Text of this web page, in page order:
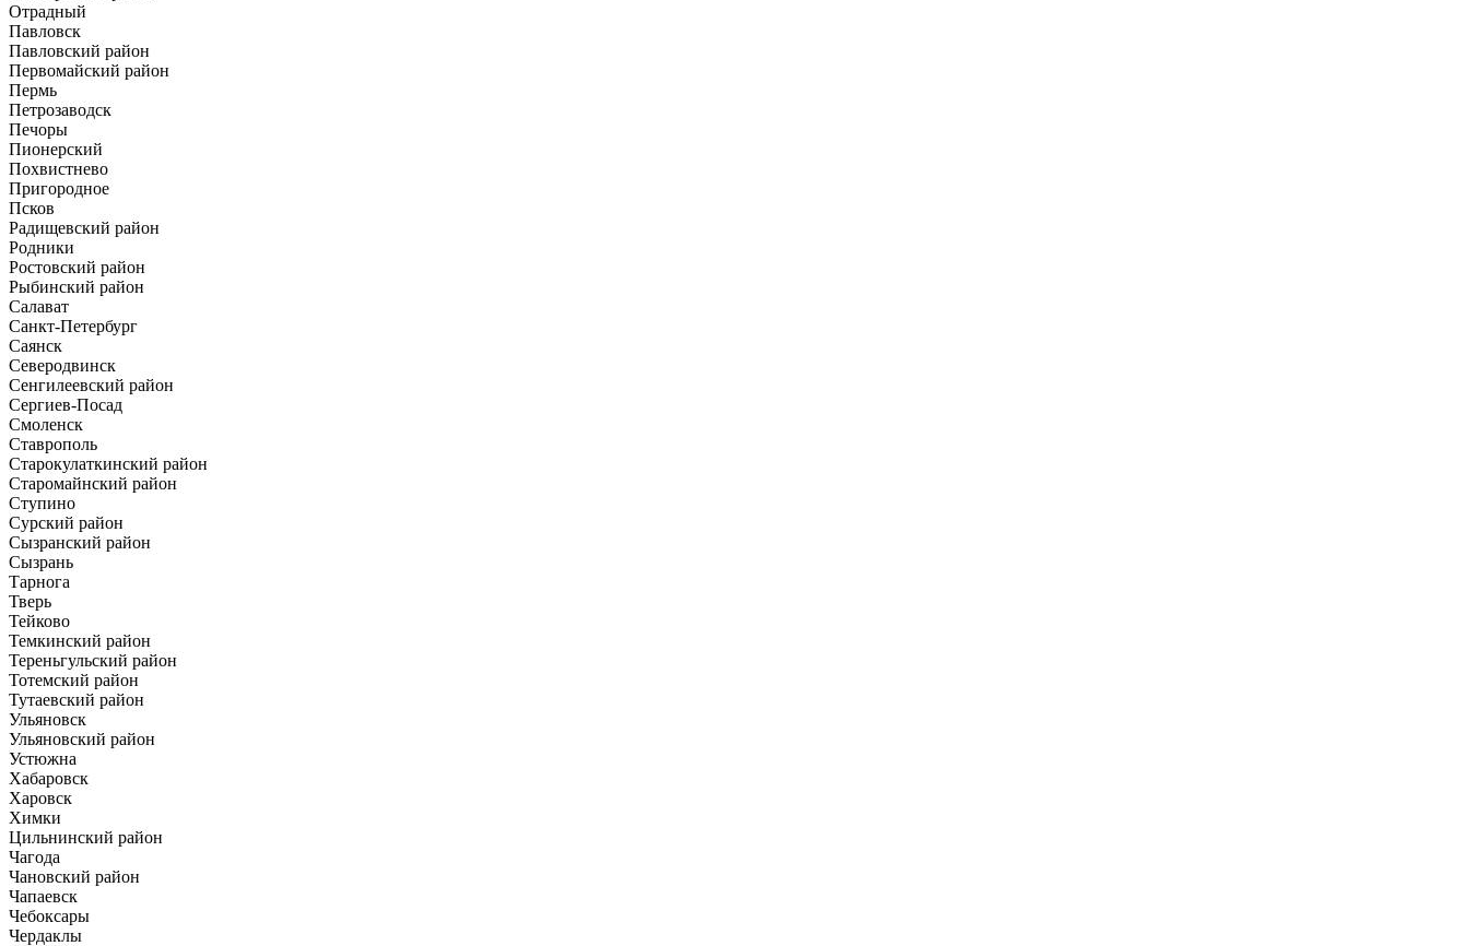
Отрадный
Павловск
Павловский район
Первомайский район
Пермь
Петрозаводск
Печоры
Пионерский
Похвистнево
Пригородное
Псков
Радищевский район
Родники
Ростовский район
Рыбинский район
Салават
Санкт-Петербург
Саянск
Северодвинск
Сенгилеевский район
Сергиев-Посад
Смоленск
Ставрополь
Старокулаткинский район
Старомайнский район
Ступино
Сурский район
Сызранский район
Сызрань
Тарнога
Тверь
Тейково
Темкинский район
Тереньгульский район
Тотемский район
Тутаевский район
Ульяновск
Ульяновский район
Устюжна
Хабаровск
Харовск
Химки
Цильнинский район
Чагода
Чановский район
Чапаевск
Чебоксары
Чердаклы